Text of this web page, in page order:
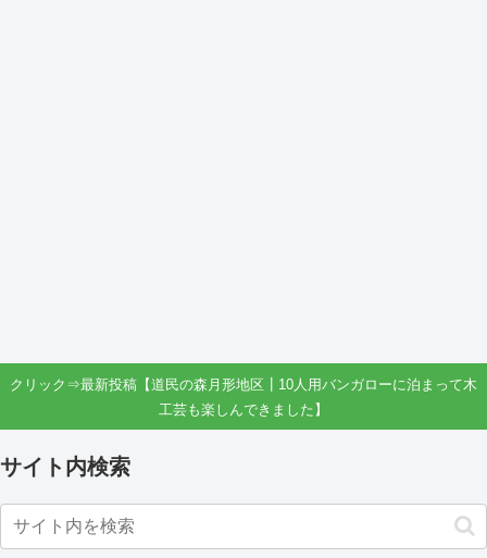
クリック⇒最新投稿【道民の森月形地区┃10人用バンガローに泊まって木
工芸も楽しんできました】
サイト内検索